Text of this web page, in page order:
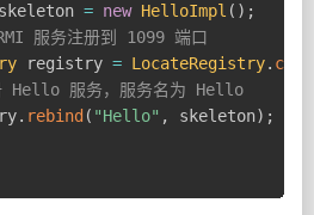
= new HelloImpl ( ) ;
服务注册到 1099 端口
registry = LocateRegistry.
服务，服务名为 Hello
. rebind ( "Hello" , skeleton) ;